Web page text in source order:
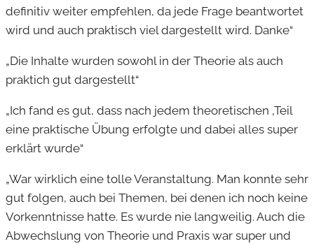
definitiv weiter empfehlen, da jede Frage beantwortet
wird und auch praktisch viel dargestellt wird. Danke“
„Die Inhalte wurden sowohl in der Theorie als auch
praktich gut dargestellt“
„Ich fand es gut, dass nach jedem theoretischen ‚Teil
eine praktische Übung erfolgte und dabei alles super
erklärt wurde“
„War wirklich eine tolle Veranstaltung. Man konnte sehr
gut folgen, auch bei Themen, bei denen ich noch keine
Vorkenntnisse hatte. Es wurde nie langweilig. Auch die
Abwechslung von Theorie und Praxis war super und